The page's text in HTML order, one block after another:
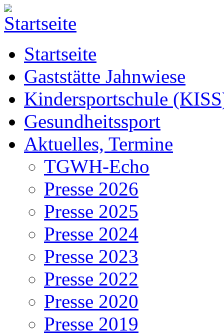
Startseite
Gaststätte Jahnwiese
Kindersportschule
Gesundheitssport
Aktuelles, Termine
TGWH-Echo
Presse 2026
Presse 2025
Presse 2024
Presse 2023
Presse 2022
Presse 2020
Presse 2019